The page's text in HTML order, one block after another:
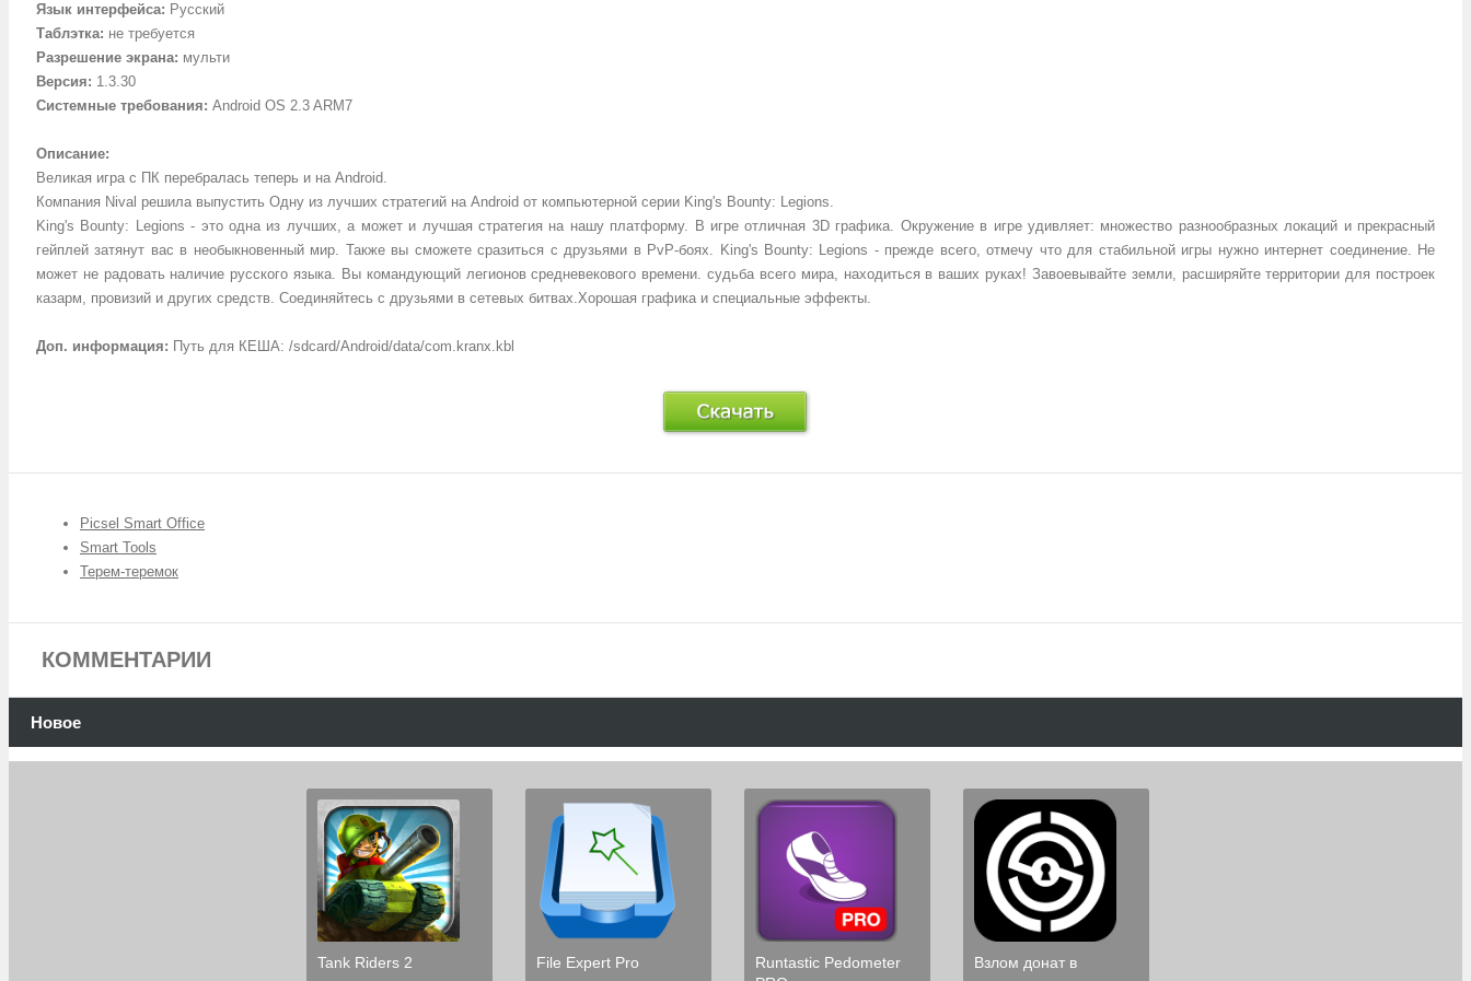
Язык интерфейса: Русский
Таблэтка: не требуется
Разрешение экрана: мульти
Версия: 1.3.30
Системные требования: Android OS 2.3 ARM7
Описание:
Великая игра с ПК перебралась теперь и на Android.
Компания Nival решила выпустить Одну из лучших стратегий на Android от компьютерной серии King's Bounty: Legions.
King's Bounty: Legions - это одна из лучших, а может и лучшая стратегия на нашу платформу. В игре отличная 3D графика. Окружение в игре удивляет: множество разнообразных локаций и прекрасный
гейплей затянут вас в необыкновенный мир. Также вы сможете сразиться с друзьями в PvP-боях. King's Bounty: Legions - прежде всего, отмечу что для стабильной игры нужно интернет соединение. Не
может не радовать наличие русского языка. Вы командующий легионов средневекового времени. судьба всего мира, находиться в ваших руках! Завоевывайте земли, расширяйте территории для построек
казарм, провизий и других средств. Соединяйтесь с друзьями в сетевых битвах.Хорошая графика и специальные эффекты.
Доп. информация: Путь для КЕША: /sdcard/Android/data/com.kranx.kbl
Picsel Smart Office
Smart Tools
Терем-теремок
КОММЕНТАРИИ
Новое
Tank Riders 2 File Expert Pro
Runtastic Pedometer
Взлом донат в